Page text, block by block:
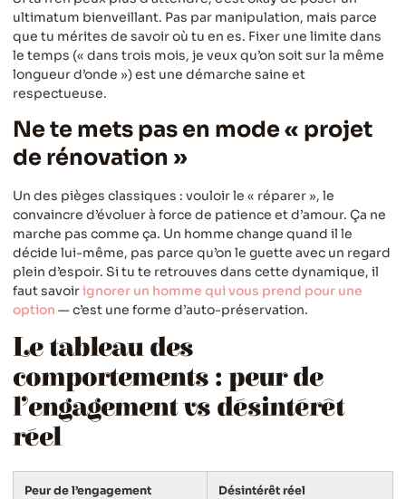
ultimatum bienveillant. Pas par manipulation, mais parce
que tu mérites de savoir où tu en es. Fixer une limite dans
le temps (« dans trois mois, je veux qu’on soit sur la même
longueur d’onde ») est une démarche saine et
respectueuse.
Ne te mets pas en mode « projet
de rénovation »
Un des pièges classiques : vouloir le « réparer », le
convaincre d’évoluer à force de patience et d’amour. Ça ne
marche pas comme ça. Un homme change quand il le
décide lui-même, pas parce qu’on le guette avec un regard
plein d’espoir. Si tu te retrouves dans cette dynamique, il
faut savoirignorer un homme qui vous prend pour une
option — c’est une forme d’auto-préservation.
Le tableau des
comportements : peur de
l’engagement vs désintérêt
réel
Peur de l’engagement Désintérêt réel